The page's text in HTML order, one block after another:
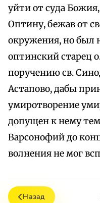
уйти от суда
Оптину, бежав от
окружения, но был
оптинский старец
поручению св.
Астапово, дабы
умиротворение
допущен к нему
Варсонофий до
волнения не мог
Назад